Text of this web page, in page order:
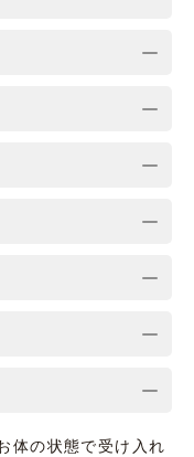
体の状態で受け入れ